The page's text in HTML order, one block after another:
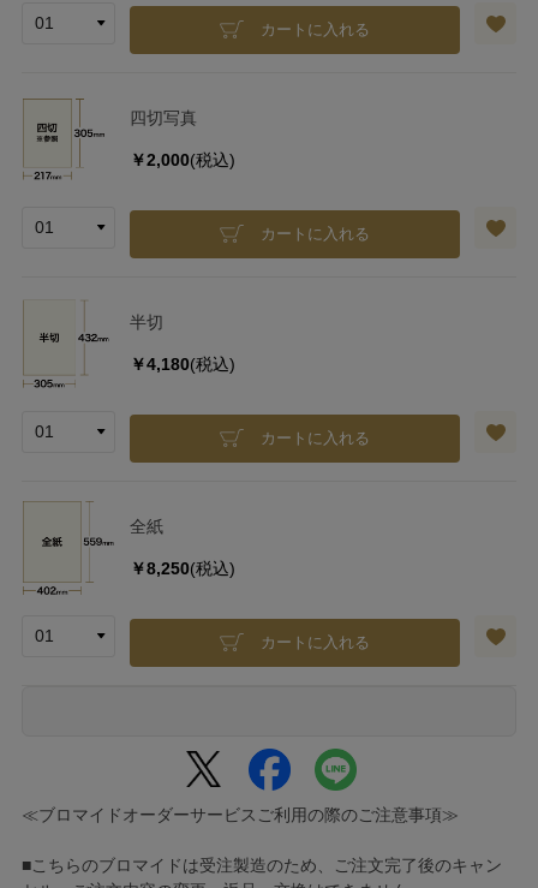
カートに入れる
四切写真
￥2,000(税込)
カートに入れる
半切
￥4,180(税込)
カートに入れる
全紙
￥8,250(税込)
カートに入れる
≪ブロマイドオーダーサービスご利用の際のご注意事項≫
■こちらのブロマイドは受注製造のため、ご注文完了後のキャン